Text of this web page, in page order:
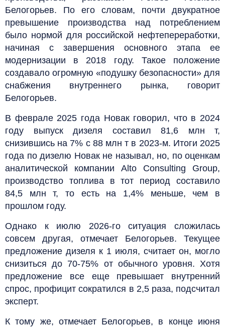
Белогорьев. По его словам, почти двукратное
превышение производства над потреблением
было нормой для российской нефтепереработки,
начиная с завершения основного этапа ее
модернизации в 2018 году. Такое положение
создавало огромную «подушку безопасности» для
снабжения внутреннего рынка, говорит
Белогорьев.
В феврале 2025 года Новак говорил, что в 2024
году выпуск дизеля составил 81,6 млн т,
снизившись на 7% с 88 млн т в 2023-м. Итоги 2025
года по дизелю Новак не называл, но, по оценкам
аналитической компании Alto Consulting Group,
производство топлива в тот период составило
84,5 млн т, то есть на 1,4% меньше, чем в
прошлом году.
Однако к июлю 2026-го ситуация сложилась
совсем другая, отмечает Белогорьев. Текущее
предложение дизеля к 1 июля, считает он, могло
снизиться до 70-75% от обычного уровня. Хотя
предложение все еще превышает внутренний
спрос, профицит сократился в 2,5 раза, подсчитал
эксперт.
К тому же, отмечает Белогорьев, в конце июня